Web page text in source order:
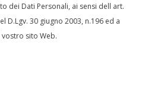
dei Dati Personali, ai sensi dell art.
D.Lgv. 30 giugno 2003, n.196 ed a
sito Web.